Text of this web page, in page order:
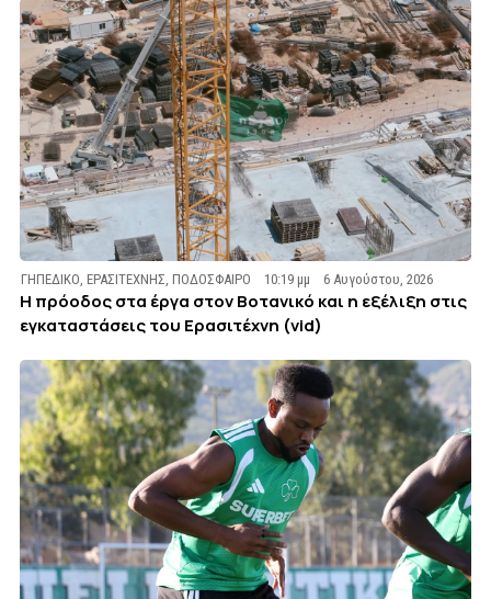
ΓΗΠΕΔΙΚΟ ,ΕΡΑΣΙΤΕΧΝΗΣ ,ΠΟΔΟΣΦΑΙΡΟ 10:19 μμ 6 Αυγούστου, 2026
Η πρόοδος στα έργα στον Βοτανικό και η εξέλιξη στις
εγκαταστάσεις του Ερασιτέχνη (vid)